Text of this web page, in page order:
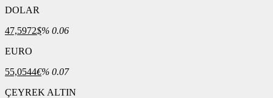
DOLAR
47,5972$% 0.06
EURO
55,0544€% 0.07
ÇEYREK ALTIN